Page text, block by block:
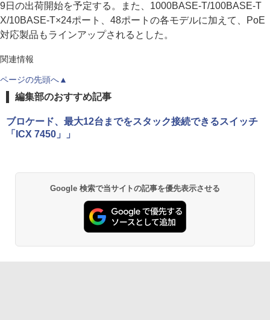
9日の出荷開始を予定する。また、1000BASE-T/100BASE-T
X/10BASE-T×24ポート、48ポートの各モデルに加えて、PoE
対応製品もラインアップされるとした。
関連情報
ページの先頭へ▲
編集部のおすすめ記事
ブロケード、最大12台までをスタック接続できるスイッチ
「ICX 7450」」
Google 検索で当サイトの記事を優先表示させる